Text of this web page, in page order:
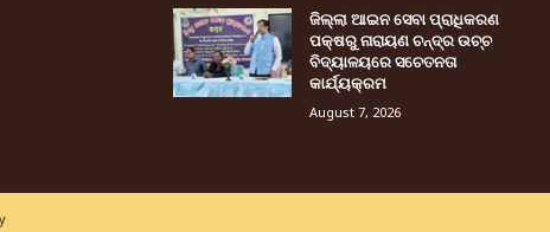
ଜିଲ୍ଲା ଆଇନ ସେବା ପ୍ରାଧିକରଣ
ପକ୍ଷରୁ ନାରାୟଣ ଚନ୍ଦ୍ର ଉଚ୍ଚ
ବିଦ୍ୟାଳୟରେ ସଚେତନତା
କାର୍ଯ୍ୟକ୍ରମ
August 7, 2026